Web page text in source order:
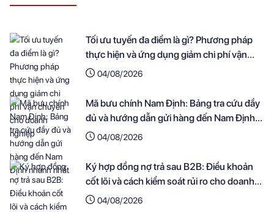
Tối ưu tuyến đa điểm là gì? Phương pháp
thực hiện và ứng dụng giảm chi phí vận
chuyển cho doanh nghiệp
04/08/2026
Mã bưu chính Nam Định: Bảng tra cứu đầy
đủ và hướng dẫn gửi hàng đến Nam Định
nhanh nhất
04/08/2026
Ký hợp đồng nợ trả sau B2B: Điều khoản
cốt lõi và cách kiểm soát rủi ro cho doanh
nghiệp
04/08/2026